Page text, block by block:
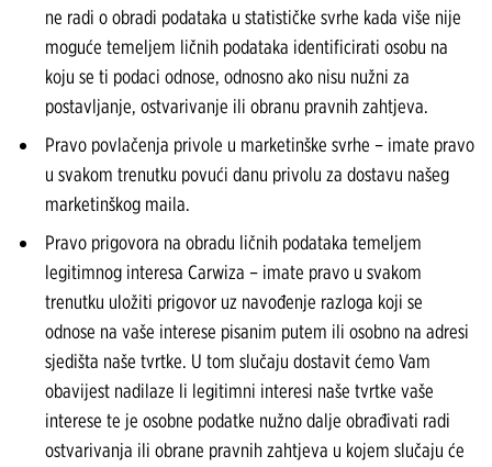
ne radi o obradi podataka u statističke svrhe kada više nije
moguće temeljem ličnih podataka identificirati osobu na
koju se ti podaci odnose, odnosno ako nisu nužni za
postavljanje, ostvarivanje ili obranu pravnih zahtjeva.
Pravo povlačenja privole u marketinške svrhe – imate pravo
u svakom trenutku povući danu privolu za dostavu našeg
marketinškog maila.
Pravo prigovora na obradu ličnih podataka temeljem
legitimnog interesa Carwiza – imate pravo u svakom
trenutku uložiti prigovor uz navođenje razloga koji se
odnose na vaše interese pisanim putem ili osobno na adresi
sjedišta naše tvrtke. U tom slučaju dostavit ćemo Vam
obavijest nadilaze li legitimni interesi naše tvrtke vaše
interese te je osobne podatke nužno dalje obrađivati radi
ostvarivanja ili obrane pravnih zahtjeva u kojem slučaju će